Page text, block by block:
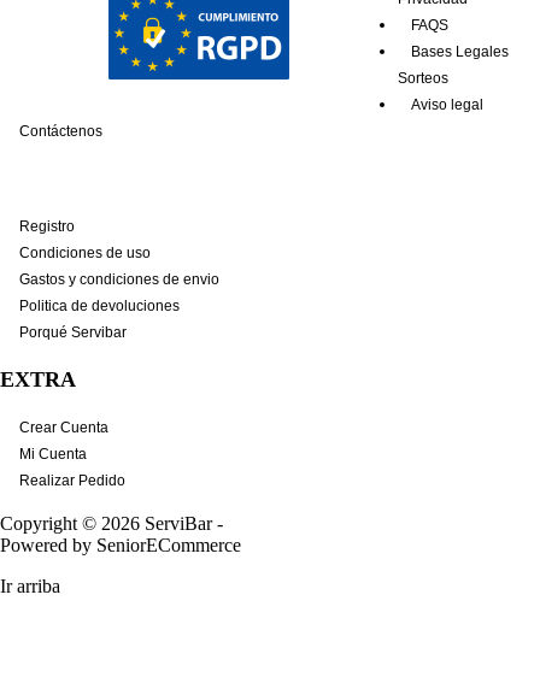
FAQS
Bases Legales
Sorteos
Aviso legal
Contáctenos
Registro
Condiciones de uso
Gastos y condiciones de envio
Politica de devoluciones
Porqué Servibar
EXTRA
Crear Cuenta
Mi Cuenta
Realizar Pedido
Copyright © 2026 ServiBar-
Powered by SeniorECommerce
Ir arriba